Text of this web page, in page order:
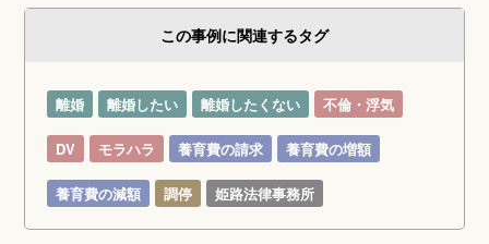
この事例に関連するタグ
離婚 離婚したい 離婚したくない 不倫・浮気
DV モラハラ 養育費の請求 養育費の増額
養育費の減額 調停 姫路法律事務所